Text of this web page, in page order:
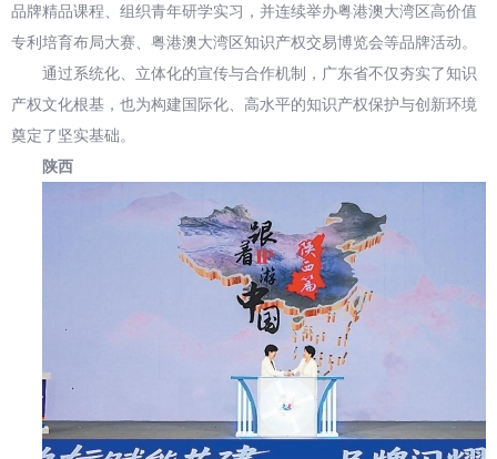
品牌精品课程、组织青年研学实习，并连续举办粤港澳大湾区高价值
专利培育布局大赛、粤港澳大湾区知识产权交易博览会等品牌活动。
通过系统化、立体化的宣传与合作机制，广东省不仅夯实了知识
产权文化根基，也为构建国际化、高水平的知识产权保护与创新环境
奠定了坚实基础。
陕西